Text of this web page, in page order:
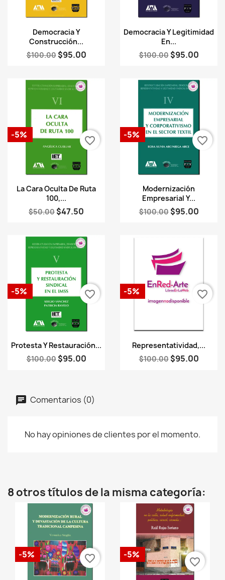
Vista rápida
Democracia Y
Construcción...
$100.00 $95.00
Vista rápida
Democracia Y Legitimidad
En...
$100.00 $95.00
Vista rápida
La Cara Oculta De Ruta
100,...
$50.00 $47.50
-5%
favorite_border
Vista rápida
Modernización
Empresarial Y...
$100.00 $95.00
-5%
favorite_border
Vista rápida
Protesta Y Restauración...
$100.00 $95.00
-5% favorite_border
Vista rápida
Representatividad,...
$100.00 $95.00
-5% favorite_border
Comentarios (0)
No hay opiniones de clientes por el momento.
8 otros títulos de la misma categoría:
-5% favorite_border -5%
favorite_border